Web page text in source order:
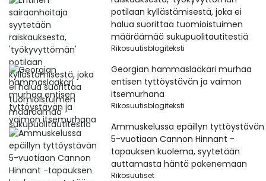
potilaan kyllästämisestä, joka ei
halua suorittaa tuomioistuimen
määräämää sukupuolitautitestiä
Rikosuutisblogiteksti
Georgian hammaslääkäri murhaa
entisen tyttöystävän ja vaimon
itsemurhana
Rikosuutisblogiteksti
Ammuskelussa epäillyn tyttöystävän
5-vuotiaan Cannon Hinnant -
tapauksen kuolema, syytetään
auttamasta häntä pakenemaan
Rikosuutiset